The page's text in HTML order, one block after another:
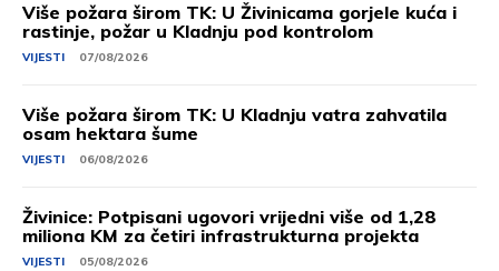
Više požara širom TK: U Živinicama gorjele kuća i
rastinje, požar u Kladnju pod kontrolom
VIJESTI 07/08/2026
Više požara širom TK: U Kladnju vatra zahvatila
osam hektara šume
VIJESTI 06/08/2026
Živinice: Potpisani ugovori vrijedni više od 1,28
miliona KM za četiri infrastrukturna projekta
VIJESTI 05/08/2026